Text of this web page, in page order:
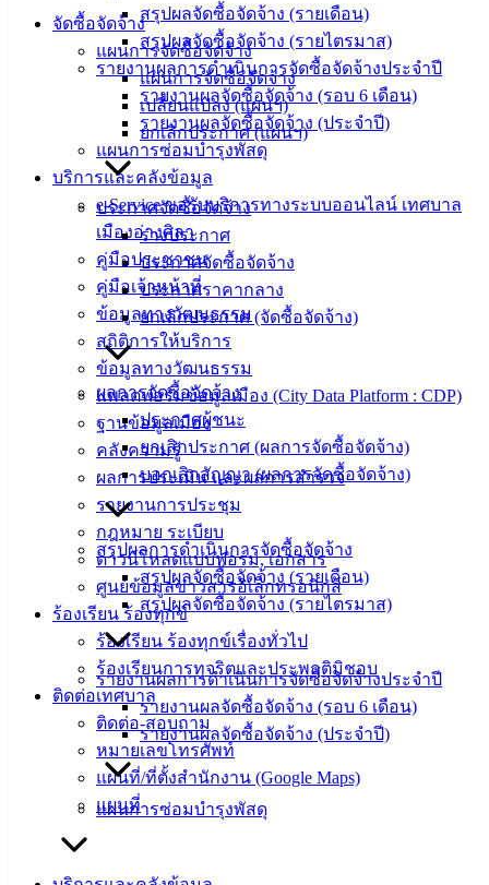
สรุปผลจัดซื้อจัดจ้าง (รายเดือน)
สรุปผลจัดซื้อจัดจ้าง (รายไตรมาส)
รายงานผลการดำเนินการจัดซื้อจัดจ้างประจำปี
รายงานผลจัดซื้อจัดจ้าง (รอบ 6 เดือน)
รายงานผลจัดซื้อจัดจ้าง (ประจำปี)
แผนการซ่อมบำรุงพัสดุ
บริการและคลังข้อมูล
e-Service ขอรับบริการทางระบบออนไลน์ เทศบาล
เมืองอ่างศิลา
คู่มือประชาชน
คู่มือเจ้าหน้าที่
ข้อมูลทางวัฒนธรรม
สถิติการให้บริการ
ข้อมูลทางวัฒนธรรม
แพลตฟอร์มข้อมูลเมือง (City Data Platform : CDP)
ฐานข้อมูลเมือง
คลังความรู้
ผลการประเมิน และผลการสำรวจ
รายงานการประชุม
กฎหมาย ระเบียบ
ดาวน์โหลดแบบฟอร์ม, เอกสาร
ศูนย์ข้อมูลข่าวสารอิเล็กทรอนิกส์
ร้องเรียน ร้องทุกข์
ร้องเรียน ร้องทุกข์เรื่องทั่วไป
ร้องเรียนการทุจริตและประพฤติมิชอบ
ติดต่อเทศบาล
ติดต่อ-สอบถาม
หมายเลขโทรศัพท์
แผนที่/ที่ตั้งสำนักงาน (Google Maps)
แผนที่
จัดซื้อจัดจ้าง
แผนการจัดซื้อจัดจ้าง
แผนการจัดซื้อจัดจ้าง
เปลี่ยนแปลง (แผนฯ)
ยกเลิกประกาศ (แผนฯ)
ประกาศจัดซื้อจัดจ้าง
ร่างประกาศ
ประกาศจัดซื้อจัดจ้าง
ประกาศราคากลาง
ยกเลิกประกาศ (จัดซื้อจัดจ้าง)
ผลการจัดซื้อจัดจ้าง
ประกาศผู้ชนะ
ยกเลิกประกาศ (ผลการจัดซื้อจัดจ้าง)
บอกเลิกสัญญา (ผลการจัดซื้อจัดจ้าง)
สรุปผลการดำเนินการจัดซื้อจัดจ้าง
สรุปผลจัดซื้อจัดจ้าง (รายเดือน)
สรุปผลจัดซื้อจัดจ้าง (รายไตรมาส)
รายงานผลการดำเนินการจัดซื้อจัดจ้างประจำปี
รายงานผลจัดซื้อจัดจ้าง (รอบ 6 เดือน)
รายงานผลจัดซื้อจัดจ้าง (ประจำปี)
แผนการซ่อมบำรุงพัสดุ
คู่มือ
สำหรับ
ประชาชน/
งาน
ข่าวสาร
น่ารู้
ข้อมูล
ข่าวสาร
อิเล็กทรอนิกส์
องค์
ความรู้
(Knowledge
Management)
เทศบาล
สายตรง
นายก
ประวัติ
เทศบาล
ผู้บริหาร
และ
หัวหน้า
ส่วน
ราชการ
สภา
เทศบาล
สงวนลิขสิทธิ์ © 2563 เทศบาลเมืองอ่างศิลา จังหวัดชลบุรี |